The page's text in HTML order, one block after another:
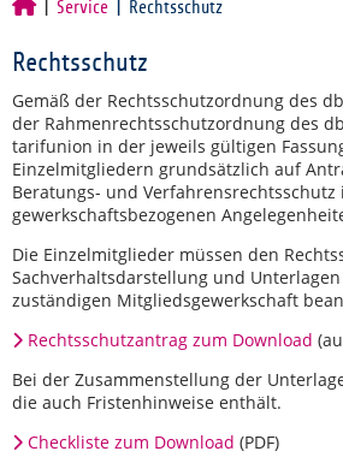
Service Rechtsschutz
Rechtsschutz
Gemäß der Rechtsschutzordnung des
der Rahmenrechtsschutzordnung des
tarifunion in der jeweils gültigen
Einzelmitgliedern grundsätzlich auf
Beratungs- und
gewerkschaftsbezogenen
Die Einzelmitglieder müssen den
Sachverhaltsdarstellung und
zuständigen Mitgliedsgewerkschaft
Rechtsschutzantrag zum Download
Bei der Zusammenstellung der
die auch Fristenhinweise enthält.
Checkliste zum Download (PDF)